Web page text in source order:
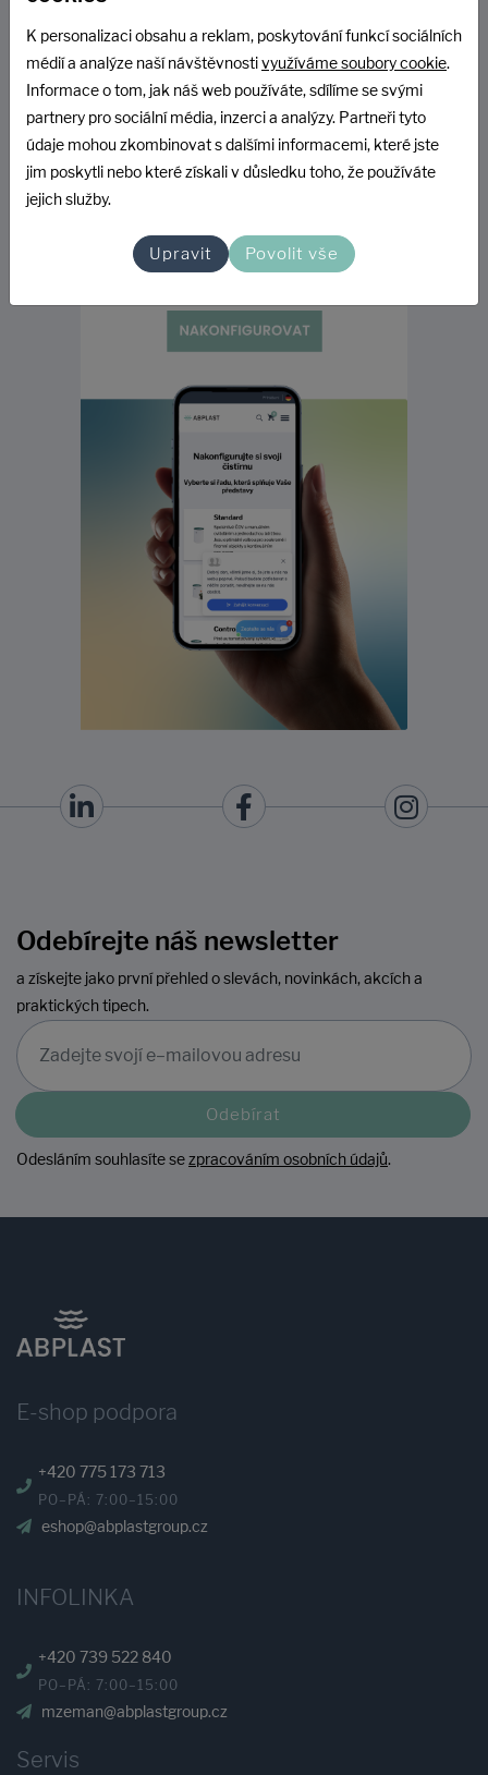
Další hodnocení
Odebírejte náš newsletter
a získejte jako první přehled o slevách, novinkách, akcích a
praktických tipech.
Odebírat
Odesláním souhlasíte sezpracováním osobních údajů.
E-shop podpora
+420 775 173 713
PO–PÁ: 7:00–15:00
eshop@abplastgroup.cz
INFOLINKA
+420 739 522 840
PO–PÁ: 7:00–15:00
mzeman@abplastgroup.cz
Servis
K personalizaci obsahu a reklam, poskytování funkcí sociálních
médií a analýze naší návštěvnostivyužíváme soubory cookie.
Informace o tom, jak náš web používáte, sdílíme se svými
partnery pro sociální média, inzerci a analýzy. Partneři tyto
údaje mohou zkombinovat s dalšími informacemi, které jste
jim poskytli nebo které získali v důsledku toho, že používáte
jejich služby.
Upravit Povolit vše